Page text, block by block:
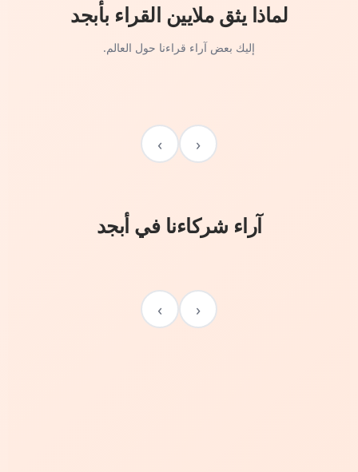
لماذا يثق ملايين القراء بأبجد
إليك بعض آراء قراءنا حول العالم.
‹
›
آراء شركاءنا في أبجد
‹
›